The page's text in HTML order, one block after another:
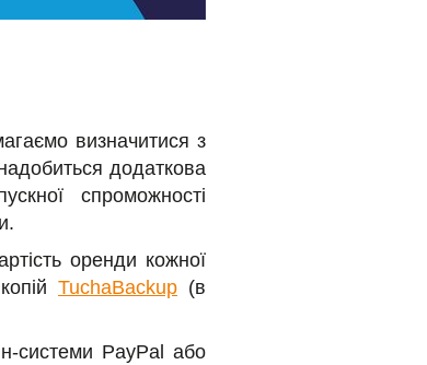
визначитися з
додаткова
спроможності
оренди кожної
TuchaBackup (в
системи PayPal або